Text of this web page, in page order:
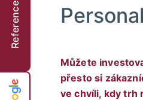
Reference
Můžete
přesto si
ve chvíli, kdy trh